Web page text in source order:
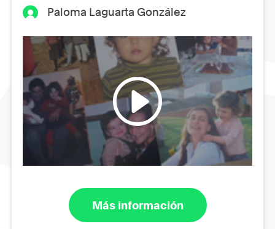
Paloma Laguarta González
Más información